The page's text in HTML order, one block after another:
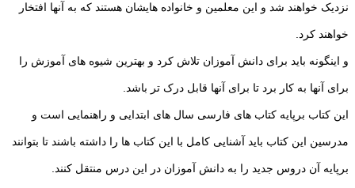
نزدیک خواهند شد و این معلمین و خانواده هایشان هستند که به آنها افتخار
خواهند کرد.
و اینگونه باید برای دانش آموزان تلاش کرد و بهترین شیوه های آموزش را
برای آنها به کار برد تا برای آنها قابل درک تر باشد.
این کتاب برپایه کتاب های فارسی سال های ابتدایی و راهنمایی است و
مدرسین این کتاب باید آشنایی کامل با این کتاب ها را داشته باشند تا بتوانند
برپایه آن دروس جدید را به دانش آموزان در این درس منتقل کنند.